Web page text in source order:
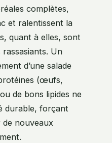
complètes,
et ralentissent la
quant à elles, sont
Un
d’une salade
(œufs,
de bons lipides ne
durable, forçant
nouveaux